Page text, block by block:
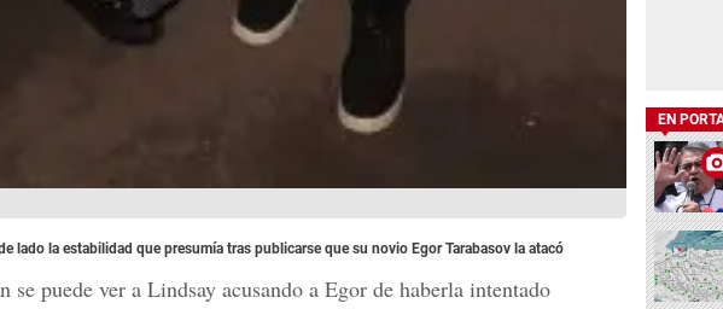
lado la estabilidad que presumía tras publicarse que su novio Egor Tarabasov la atacó
se puede ver a Lindsay acusando a Egor de haberla intentado
EN